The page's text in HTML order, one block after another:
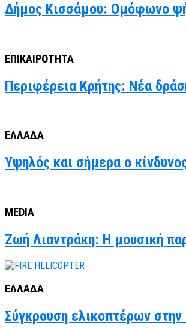
Δήμος Κισσάμου: Ομόφωνο
ΕΠΙΚΑΙΡΟΤΗΤΑ
Περιφέρεια Κρήτης: Νέα
ΕΛΛΑΔΑ
Υψηλός και σήμερα ο
MEDIA
Ζωή Λιαντράκη: Η μουσική
ΕΛΛΑΔΑ
Σύγκρουση ελικοπτέρων